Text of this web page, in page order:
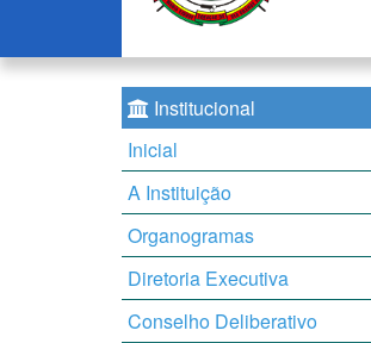
Institucional
Inicial
A Instituição
Organogramas
Diretoria Executiva
Conselho Deliberativo